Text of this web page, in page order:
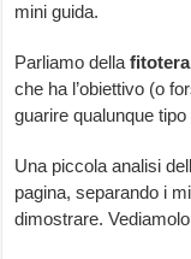
mini guida.
Parliamo della
che ha l’obiettivo (o
guarire qualunque
Una piccola analisi
pagina, separando i
dimostrare.